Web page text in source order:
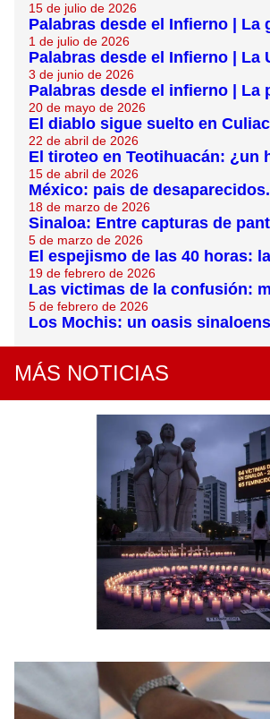
15 de julio de 2026
Palabras desde el Infierno |
1 de julio de 2026
Palabras desde el Infierno | La
3 de junio de 2026
Palabras desde el infierno |
20 de mayo de 2026
El diablo sigue suelto en
22 de abril de 2026
El tiroteo en Teotihuacán: ¿un
15 de abril de 2026
México: pais de desaparecidos.
18 de marzo de 2026
Sinaloa: Entre capturas de
5 de marzo de 2026
El espejismo de las 40 horas:
19 de febrero de 2026
Las victimas de la confusión:
5 de febrero de 2026
Los Mochis: un oasis
MÁS NOTICIAS